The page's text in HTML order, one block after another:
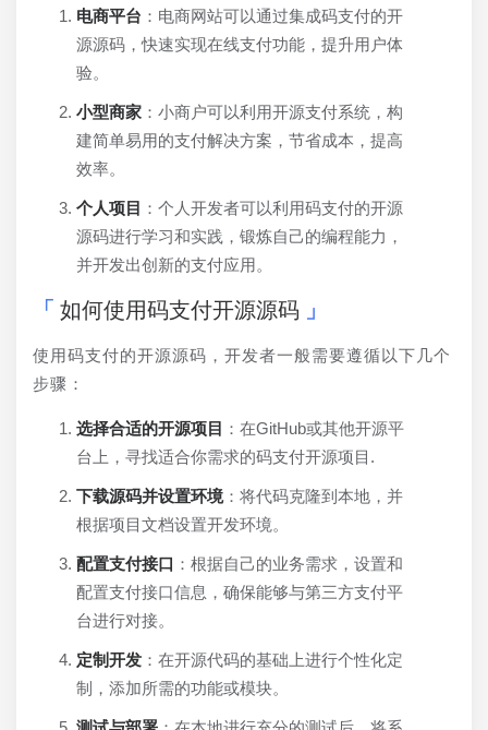
电商平台 ：电商网站可以通过集成码支付的开
源源码，快速实现在线支付功能，提升用户体
验。
小型商家 ：小商户可以利用开源支付系统，构
建简单易用的支付解决方案，节省成本，提高
效率。
个人项目 ：个人开发者可以利用码支付的开源
源码进行学习和实践，锻炼自己的编程能力，
并开发出创新的支付应用。
如何使用码支付开源源码
使用码支付的开源源码，开发者一般需要遵循以下几个
步骤：
选择合适的开源项目 ：在GitHub或其他开源平
台上，寻找适合你需求的码支付开源项目.
下载源码并设置环境：将代码克隆到本地，并
根据项目文档设置开发环境。
配置支付接口 ：根据自己的业务需求，设置和
配置支付接口信息，确保能够与第三方支付平
台进行对接。
定制开发 ：在开源代码的基础上进行个性化定
制，添加所需的功能或模块。